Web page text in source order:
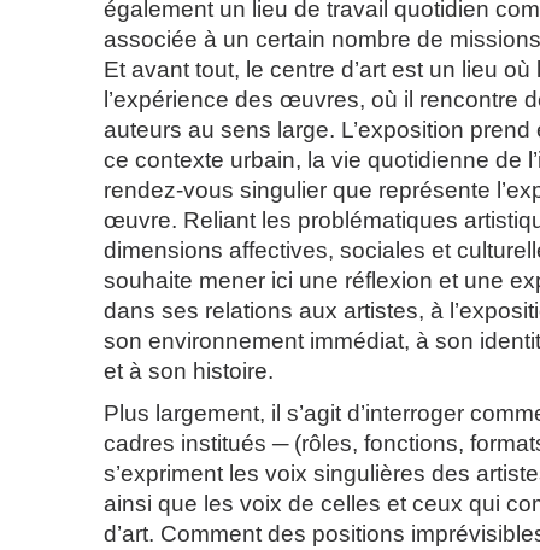
également un lieu de travail quotidien
associée à un certain nombre de
Et avant tout, le centre d’art est un lieu où
l’expérience des œuvres, où il rencontre
auteurs au sens large. L’exposition
ce contexte urbain, la vie quotidienne de
rendez-vous singulier que représente
œuvre. Reliant les problématiques
dimensions affectives, sociales et
souhaite mener ici une réflexion et une
dans ses relations aux artistes, à
son environnement immédiat, à son
et à son histoire.
Plus largement, il s’agit d’interroger
cadres institués ─ (rôles, fonctions,
s’expriment les voix singulières des
ainsi que les voix de celles et ceux qui
d’art. Comment des positions